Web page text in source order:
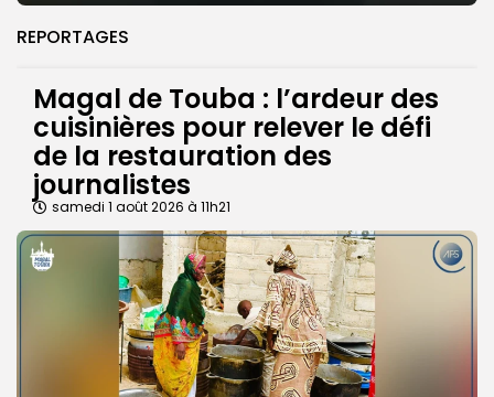
REPORTAGES
Magal de Touba : l’ardeur des
cuisinières pour relever le défi
de la restauration des
journalistes
samedi 1 août 2026 à 11h21